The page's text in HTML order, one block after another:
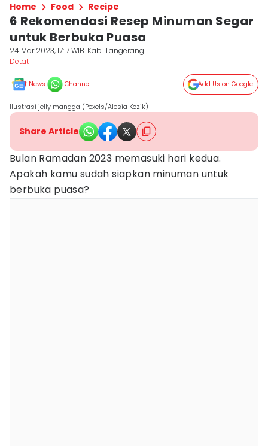
Home Food Recipe
6 Rekomendasi Resep Minuman Segar
untuk Berbuka Puasa
24 Mar 2023, 17:17 WIB Kab. Tangerang
Detat
News Channel Add Us on Google
Ilustrasi jelly mangga (Pexels/Alesia Kozik)
Share Article
Bulan Ramadan 2023 memasuki hari kedua.
Apakah kamu sudah siapkan minuman untuk
berbuka puasa?